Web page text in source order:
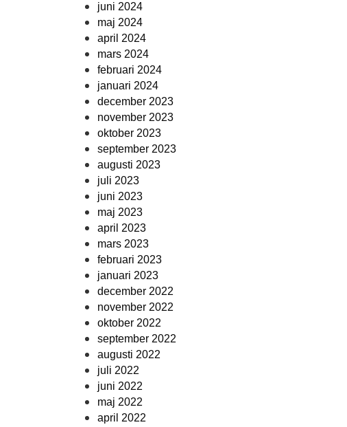
juni 2024
maj 2024
april 2024
mars 2024
februari 2024
januari 2024
december 2023
november 2023
oktober 2023
september 2023
augusti 2023
juli 2023
juni 2023
maj 2023
april 2023
mars 2023
februari 2023
januari 2023
december 2022
november 2022
oktober 2022
september 2022
augusti 2022
juli 2022
juni 2022
maj 2022
april 2022